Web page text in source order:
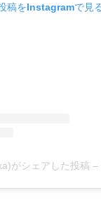
稿をInstagramで見
がシェアした投稿 –